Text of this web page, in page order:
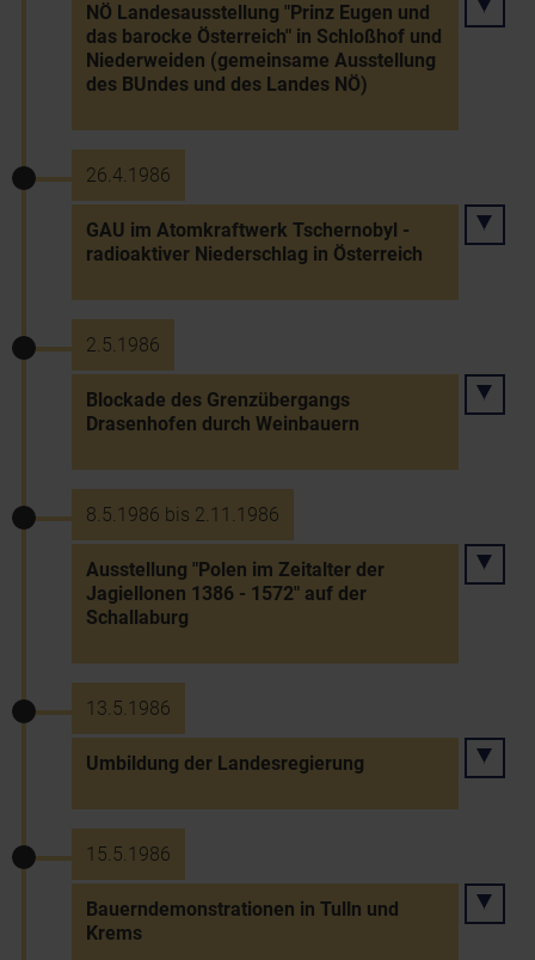
NÖ Landesausstellung "Prinz Eugen und
das barocke Österreich" in Schloßhof und
Niederweiden (gemeinsame Ausstellung
des BUndes und des Landes NÖ)
26.4.1986
GAU im Atomkraftwerk Tschernobyl -
radioaktiver Niederschlag in Österreich
2.5.1986
Blockade des Grenzübergangs
Drasenhofen durch Weinbauern
8.5.1986 bis 2.11.1986
Ausstellung "Polen im Zeitalter der
Jagiellonen 1386 - 1572" auf der
Schallaburg
13.5.1986
Umbildung der Landesregierung
15.5.1986
Bauerndemonstrationen in Tulln und
Krems